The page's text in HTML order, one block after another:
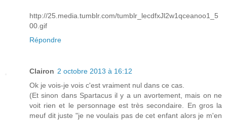
http://25.media.tumblr.com/tumblr_lecdfxJl2w1qceanoo1_5
00.gif
Répondre
Clairon 2 octobre 2013 à 16:12
Ok je vois-je vois c'est vraiment nul dans ce cas.
(Et sinon dans Spartacus il y a un avortement, mais on ne
voit rien et le personnage est très secondaire. En gros la
meuf dit juste "je ne voulais pas de cet enfant alors je m'en